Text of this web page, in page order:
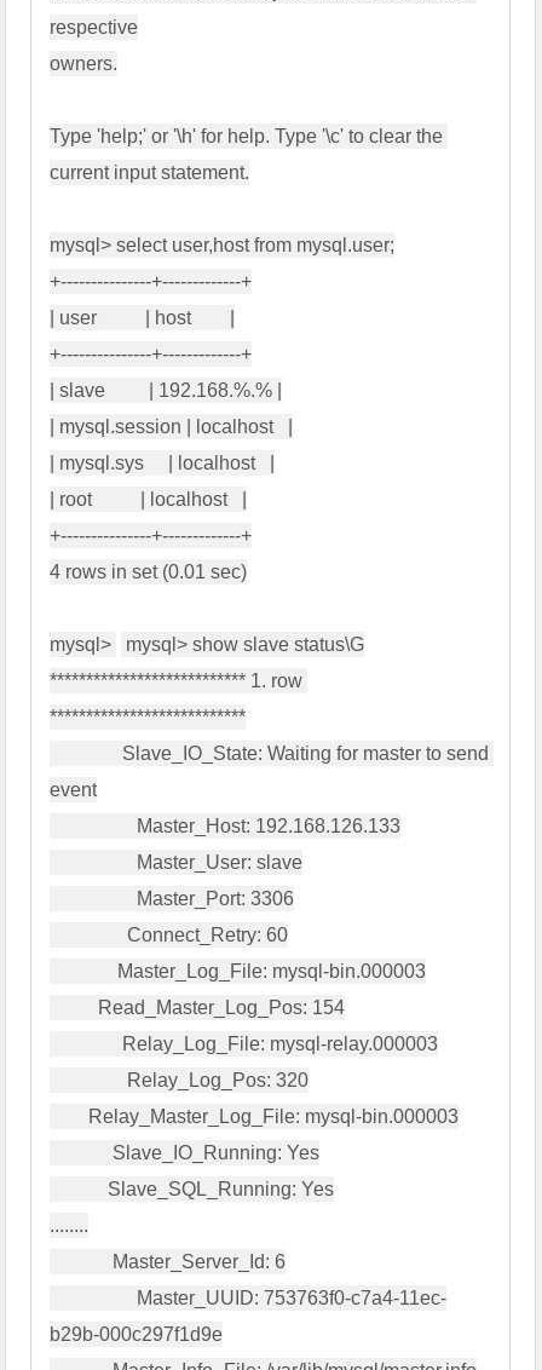
respective
owners.
Type 'help;' or '\h' for help. Type '\c' to clear the
current input statement.
mysql> select user,host from mysql.user;
+---------------+-------------+
| user          | host        |
+---------------+-------------+
| slave         | 192.168.%.% |
| mysql.session | localhost   |
| mysql.sys     | localhost   |
| root          | localhost   |
+---------------+-------------+
4 rows in set (0.01 sec)
mysql>
mysql> show slave status\G
*************************** 1. row
***************************
event
                Connect_Retry: 60
........
b29b-000c297f1d9e